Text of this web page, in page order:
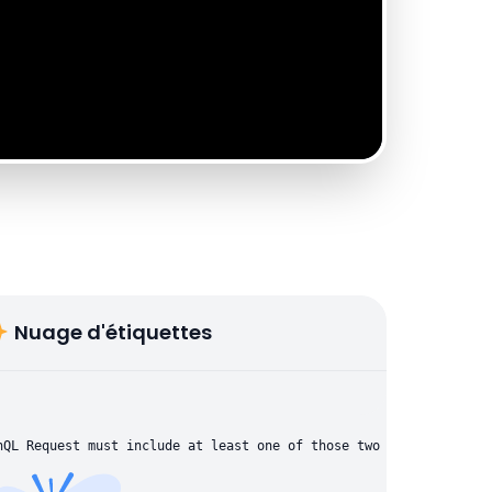
Nuage d'étiquettes
Request must include at least one of those two parameters: